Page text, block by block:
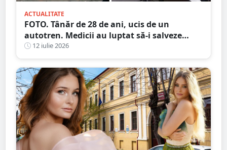
ACTUALITATE
FOTO. Tânăr de 28 de ani, ucis de un
autotren. Medicii au luptat să-i salveze
viața, dar fără succes, în județul vecin
12 iulie 2026